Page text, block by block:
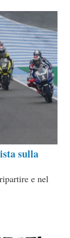
sulla
e nel